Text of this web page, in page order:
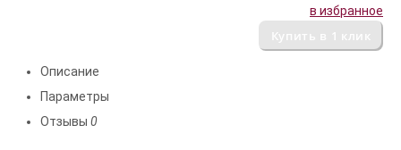
в избранное
Описание
Параметры
Отзывы 0